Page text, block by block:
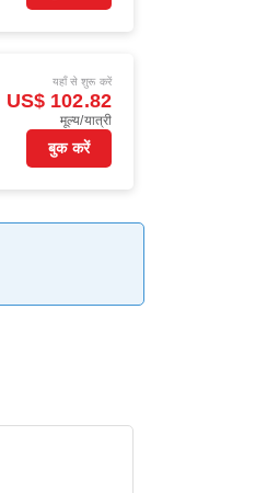
यहाँ से शुरू करें
US$ 102.82
मूल्य/यात्री
बुक करें